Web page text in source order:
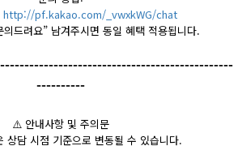
http://pf.kakao.com/_vwxkWG/chat
드려요” 남겨주시면 동일 혜택 적용됩니다.
----------
⚠️ 안내사항 및 주의문
상담 시점 기준으로 변동될 수 있습니다.